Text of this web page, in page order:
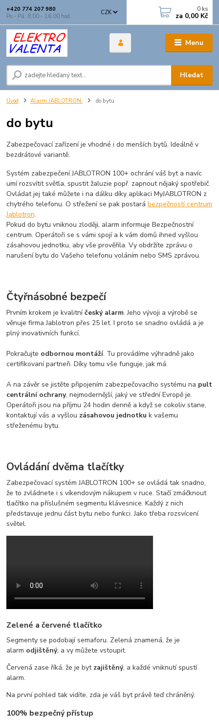
Menu
CZK
Hledat
+420 774 207 980
Po - Pá: 8.00 - 16.00 hod.
0 ks
za 0,00 Kč
Úvod Alarm JABLOTRON do bytu
do bytu
Zabezpečovací zařízení je vhodné i do menších bytů. Ideálně v
bezdrátové variantě.
Systém zabezpečení JABLOTRON 100+ ochrání váš byt a navíc
umí rozsvítit světla, spustit žaluzie popř. zapnout nějaký spotřebič.
Ovládat jej také můžete i na dálku díky aplikaci MyJABLOTRON z
chytrého telefonu. O střežení se pak postarábezpečností centrum
Jablotron.
Pokud do bytu vniknou zloději, alarm informuje Bezpečnostní
centrum. Operátoři se s vámi spojí a k vám domů ihned vyšlou
zásahovou jednotku, aby vše prověřila. Vy obdržíte zprávu o
narušení bytu do Vašeho telefonu voláním nebo SMS zprávou.
Čtyřnásobné bezpečí
Prvním krokem je kvalitníčeský alarm. Jeho vývoji a výrobě se
věnuje firma Jablotron přes 25 let. I proto se snadno ovládá a je
plný inovativních funkcí.
Pokračujte odbornou montáží. Tu provádíme výhradně jako
certifikovaní partneři. Díky tomu vše funguje, jak má.
A na závěr se jistěte připojením zabezpečovacího systému na pult
centrální ochrany, nejmodernější, jaký ve střední Evropě je.
Operátoři jsou na příjmu 24 hodin denně a když se cokoliv stane,
kontaktují vás a vyšlou zásahovou jednotkuk vašemu
střeženému bytu.
Ovládání dvěma tlačítky
Zabezpečovací systém JABLOTRON 100+ se ovládá tak snadno,
že to zvládnete i s víkendovým nákupem v ruce. Stačí zmáčknout
tlačítko na příslušném segmentu klávesnice. Každý z nich
představuje jednu část bytu nebo funkci. Jako třeba rozsvícení
světel.
Zelené a červené tlačítko
Segmenty se podobají semaforu. Zelená znamená, že je
alarm odjištěný, a vy můžete vstoupit.
Červená zase říká, že je byt zajištěný, a každé vniknutí spustí
alarm.
Na první pohled tak vidíte, zda je váš byt právě teď chráněný.
100% bezpečný přístup